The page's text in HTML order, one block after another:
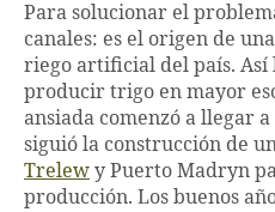
Para solucionar el
canales: es el origen de
riego artificial del país. Así
producir trigo en mayor
ansiada comenzó a llegar a
siguió la construcción de
Trelew y Puerto Madryn
producción. Los buenos